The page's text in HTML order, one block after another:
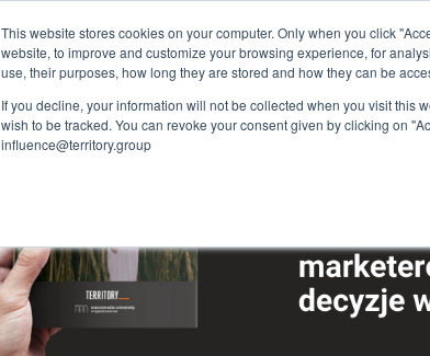
This website stores cookies on your computer. Only when you click
website, to improve and customize your browsing experience, for
use, their purposes, how long they are stored and how they can be
If you decline, your information will not be collected when you visit this
wish to be tracked. You can revoke your consent given by clicking on
influence@territory.group